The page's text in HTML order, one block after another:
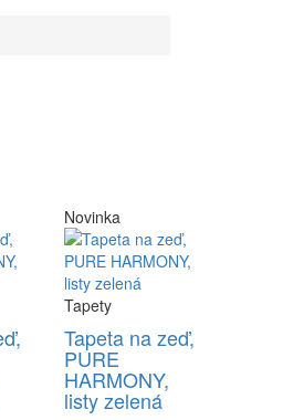
Novinka
Tapety
Tapeta na zeď,
PURE
HARMONY,
listy zelená